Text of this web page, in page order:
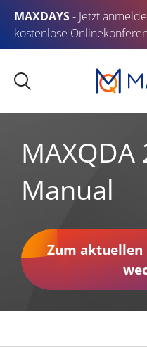
MAXDAYS- Jetzt
kostenlose
MAXQDA
Manual
Zum aktuellen